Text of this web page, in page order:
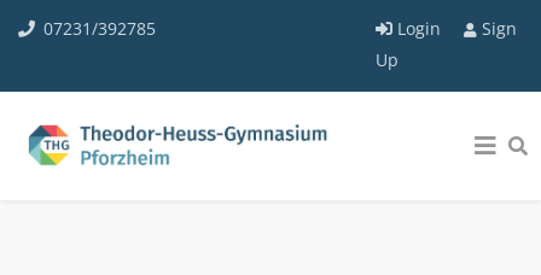
07231/392785 Login
Sign
Up